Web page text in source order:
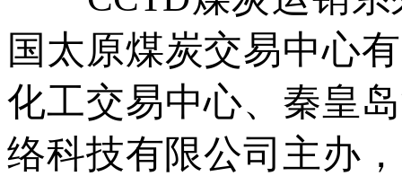
国太原煤炭交易中心
化工交易中心、秦皇
络科技有限公司主办